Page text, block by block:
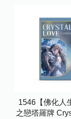
1546【佛化人
之戀塔羅牌